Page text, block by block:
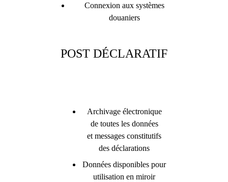
Connexion aux systèmes
douaniers
POST DÉCLARATIF
Archivage électronique
de toutes les données
et messages constitutifs
des déclarations
Données disponibles pour
utilisation en miroir